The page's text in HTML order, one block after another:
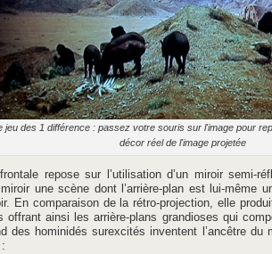
jeu des 1 différence : passez votre souris sur l'image pour
décor réel de l'image projetée
repose sur l’utilisation d’un miroir semi-
une scène dont l’arrière-plan est lui-même
En comparaison de la rétro-projection, elle
offrant ainsi les arrière-plans grandioses qui
des hominidés surexcités inventent l’ancêtre du